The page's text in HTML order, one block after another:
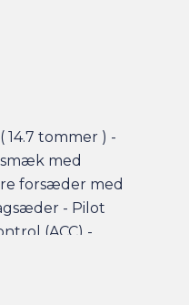
14.7 tommer ) -
med
forsæder med
- Pilot
(ACC) -